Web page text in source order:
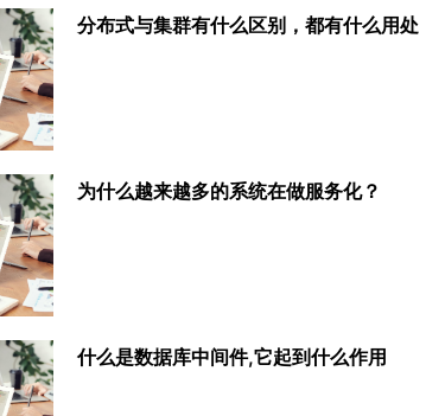
分布式与集群有什么区别，都有什么用处
为什么越来越多的系统在做服务化？
什么是数据库中间件,它起到什么作用